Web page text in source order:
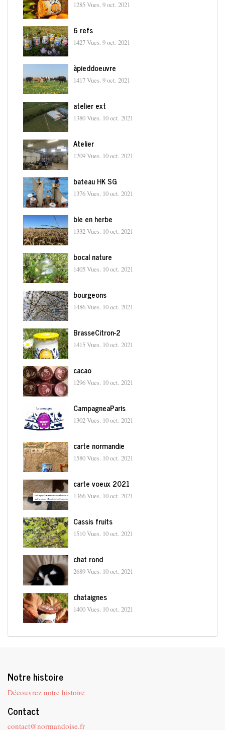
1285 Vues. 9 oct. 2021
6 refs
1427 Vues. 9 oct. 2021
àpieddoeuvre
1417 Vues. 9 oct. 2021
atelier ext
1380 Vues. 10 oct. 2021
Atelier
1209 Vues. 10 oct. 2021
bateau HK SG
1376 Vues. 10 oct. 2021
ble en herbe
1332 Vues. 10 oct. 2021
bocal nature
1405 Vues. 10 oct. 2021
bourgeons
1486 Vues. 10 oct. 2021
BrasseCitron-2
1415 Vues. 10 oct. 2021
cacao
1296 Vues. 10 oct. 2021
CampagneaParis
1302 Vues. 10 oct. 2021
carte normandie
1580 Vues. 10 oct. 2021
carte voeux 2021
1366 Vues. 10 oct. 2021
Cassis fruits
1510 Vues. 10 oct. 2021
chat rond
2689 Vues. 10 oct. 2021
chataignes
1400 Vues. 10 oct. 2021
Notre histoire
Découvrez notre histoire
Contact
contact@normandoise.fr